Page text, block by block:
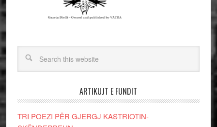
ARTIKUJT E FUNDIT
TRI POEZI PËR GJERGJ KASTRIOTIN-